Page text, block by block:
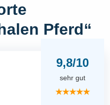
Pferd“
9,8/10
sehr gut
★★★★★